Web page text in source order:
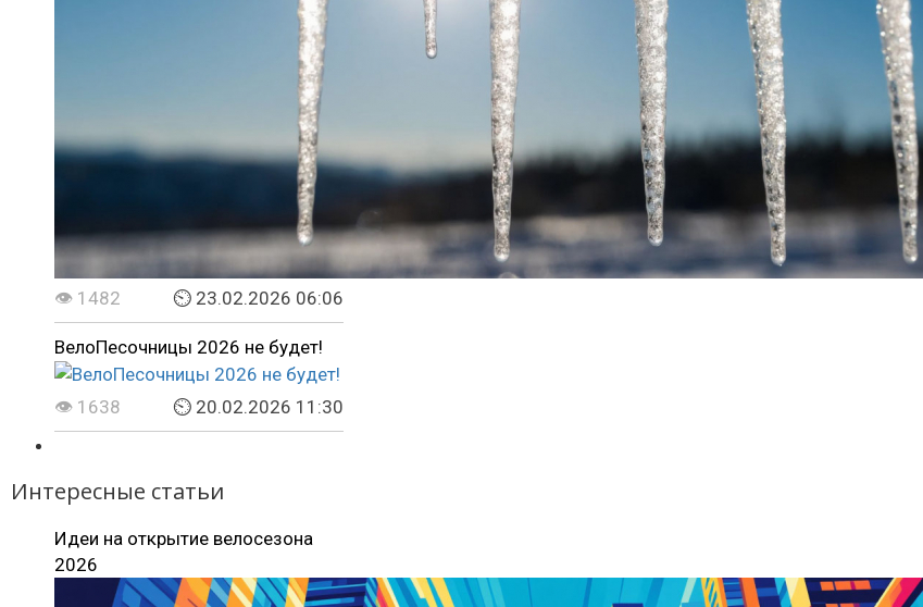
👁 1482 ⏲ 23.02.2026 06:06
ВелоПесочницы 2026 не будет!
👁 1638 ⏲ 20.02.2026 11:30
Интересные статьи
Идеи на открытие велосезона
2026